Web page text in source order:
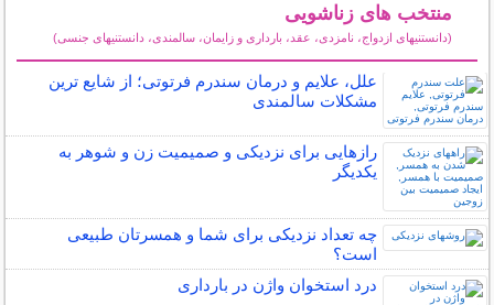
منتخب های زناشویی
(دانستنیهای ازدواج، نامزدی، عقد، بارداری و زایمان، سالمندی، دانستنیهای جنسی)
علل، علایم و درمان سندرم فرتوتی؛ از شایع ترین
مشکلات سالمندی
رازهایی برای نزدیکی و صمیمیت زن و شوهر به
یکدیگر
چه تعداد نزدیکی برای شما و همسرتان طبیعی
است؟
درد استخوان واژن در بارداری